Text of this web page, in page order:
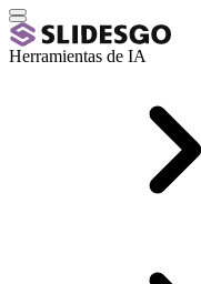
Herramientas de IA